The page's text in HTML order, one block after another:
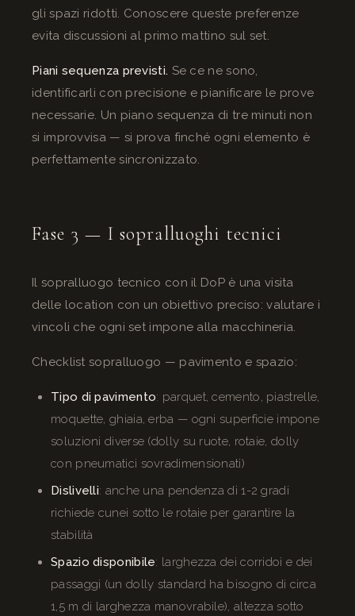
gli spazi ridotti. Conoscere queste preferenze
evita discussioni al primo mattino sul set.
Piani sequenza previsti. Se ce ne sono,
identificarli con precisione e pianificare le prove
necessarie. Un piano sequenza di tre minuti non
si improvvisa — si prova finché ogni elemento è
perfettamente sincronizzato.
Fase 3 — I sopralluoghi tecnici
Il sopralluogo tecnico con il DoP è una visita
delle location con un obiettivo preciso: valutare i
vincoli che ogni set impone alla macchineria.
Checklist sopralluogo — pavimento e spazio:
Tipo di pavimento: parquet, cemento, piastrelle,
moquette, ghiaia, erba — ogni superficie impone
soluzioni diverse (dolly su ruote, rotaie, dolly
con pneumatici sovradimensionati)
Dislivelli: anche una pendenza di 1-2 gradi
richiede cunei sotto le rotaie per garantire la
stabilità
Spazio disponibile: larghezza dei corridoi e dei
passaggi (un dolly standard ha bisogno di circa
1,5 m di larghezza manovrabile), altezza sotto